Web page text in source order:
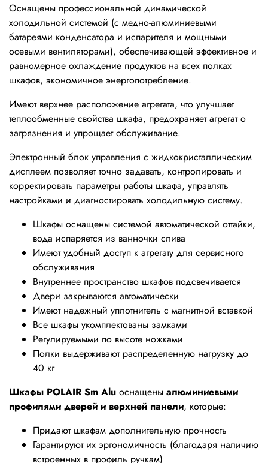
Оснащены профессиональной динамической
холодильной системой (с медно-алюминиевыми
батареями конденсатора и испарителя и мощными
осевыми вентиляторами), обеспечивающей эффективное и
равномерное охлаждение продуктов на всех полках
шкафов, экономичное энергопотребление.
Имеют верхнее расположение агрегата, что улучшает
теплообменные свойства шкафа, предохраняет агрегат о
загрязнения и упрощает обслуживание.
Электронный блок управления с жидкокристаллическим
дисплеем позволяет точно задавать, контролировать и
корректировать параметры работы шкафа, управлять
настройками и диагностировать холодильную систему.
Шкафы оснащены системой автоматической оттайки,
вода испаряется из ванночки слива
Имеют удобный доступ к агрегату для сервисного
обслуживания
Внутреннее пространство шкафов подсвечивается
Двери закрываются автоматически
Имеют надежный уплотнитель с магнитной вставкой
Все шкафы укомплектованы замками
Регулируемыми по высоте ножками
Полки выдерживают распределенную нагрузку до
40 кг
Шкафы POLAIR Sm Alu оснащены алюминиевыми
профилями дверей и верхней панели, которые:
Придают шкафам дополнительную прочность
Гарантируют их эргономичность (благодаря наличию
встроенных в профиль ручкам)